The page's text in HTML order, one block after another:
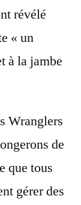
révélé
« un
à la jambe
Wranglers
de
que tous
gérer des